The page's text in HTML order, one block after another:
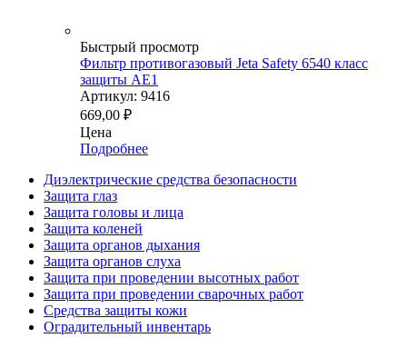
Быстрый просмотр
Фильтр противогазовый Jeta Safety 6540 класс
защиты АЕ1
Артикул: 9416
669,00 ₽
Цена
Подробнее
Диэлектрические средства безопасности
Защита глаз
Защита головы и лица
Защита коленей
Защита органов дыхания
Защита органов слуха
Защита при проведении высотных работ
Защита при проведении сварочных работ
Средства защиты кожи
Оградительный инвентарь